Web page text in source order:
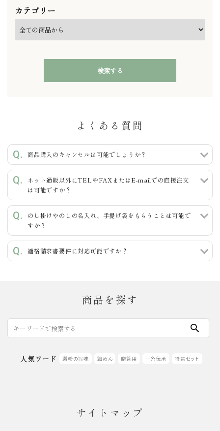
カテゴリー
検索する
カテゴリー
よくある質問
商品購入のキャンセルは可能でしょうか？
ネット通販以外にTELやFAXまたはE-mailでの直接注文
は可能ですか？
のし掛けやのしの名入れ、手提げ袋をもらうことは可能で
すか？
適格請求書要件に対応可能ですか？
商品を探す
search
人気ワード 澱粉の旨味 細めん 贈答用 一糸伝承 特選セット
サイトマップ